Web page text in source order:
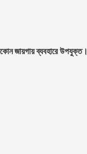
জায়গায় ব্যবহারে উপযুক্ত।